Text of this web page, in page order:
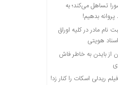
تساهل می‌کند؛ به
نام مادر در کلیه اوراق
هویتی
از بایدن به خاطر فاش
ریدلی اسکات را کنار زد!